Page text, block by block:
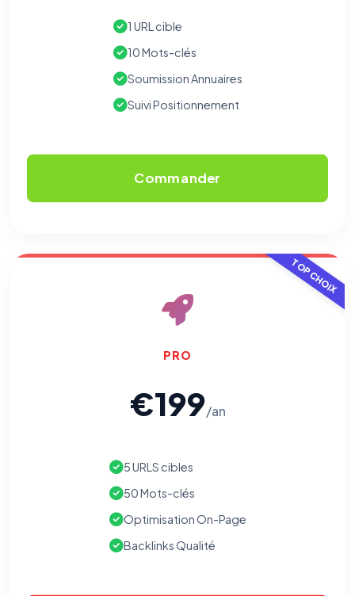
1 URL cible
10 Mots-clés
Soumission Annuaires
Suivi Positionnement
Commander
TOP CHOIX
PRO
€199/an
5 URLS cibles
50 Mots-clés
Optimisation On-Page
Backlinks Qualité